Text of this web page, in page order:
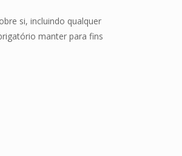
si, incluindo qualquer
manter para fins